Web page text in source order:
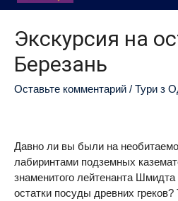
Экскурсия на
Березань
Оставьте комментарий / Тури з
Давно ли вы были на
лабиринтами подземных
знаменитого лейтенанта
остатки посуды древних